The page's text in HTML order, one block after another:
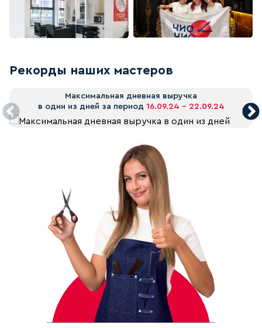
Рекорды наших мастеров
Максимальная дневная выручка
в один из дней за период 16.09.24 - 22.09.24